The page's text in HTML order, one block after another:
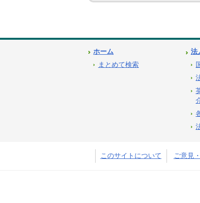
ホーム
まとめて検索
法
このサイトについて ご意見